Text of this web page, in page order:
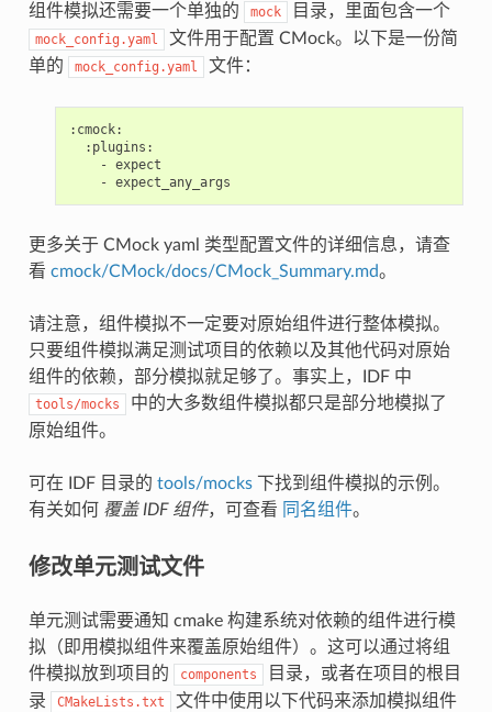
组件模拟还需要一个单独的 mock 目录，里面包含一个
mock_config.yaml
文件用于配置 CMock。以下是一份简
单的
mock_config.yaml 文件：
:cmock:
:plugins :
- expect
- expect_any_args
更多关于 CMock yaml 类型配置文件的详细信息，请查
看 cmock/CMock/docs/CMock_Summary.md。
请注意，组件模拟不一定要对原始组件进行整体模拟。
只要组件模拟满足测试项目的依赖以及其他代码对原始
组件的依赖，部分模拟就足够了。事实上，IDF 中
tools/mocks
中的大多数组件模拟都只是部分地模拟了
原始组件。
可在 IDF 目录的 tools/mocks下找到组件模拟的示例。
有关如何 覆盖 IDF 组件，可查看 同名组件。
修改单元测试文件
单元测试需要通知 cmake 构建系统对依赖的组件进行模
拟（即用模拟组件来覆盖原始组件）。这可以通过将组
件模拟放到项目的
components
目录，或者在项目的根目
录
CMakeLists.txt
文件中使用以下代码来添加模拟组件